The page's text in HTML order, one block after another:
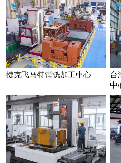
捷克飞马特镗铣加工中心
台
中